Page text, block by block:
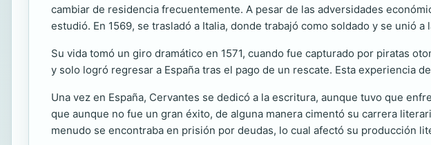
cambiar de residencia frecuentemente. A pesar de las adversidades
estudió. En 1569, se trasladó a Italia, donde trabajó como soldado y se unió a
Su vida tomó un giro dramático en 1571, cuando fue capturado por piratas
y solo logró regresar a España tras el pago de un rescate. Esta experiencia
Una vez en España, Cervantes se dedicó a la escritura, aunque tuvo que
que aunque no fue un gran éxito, de alguna manera cimentó su carrera
menudo se encontraba en prisión por deudas, lo cual afectó su producción